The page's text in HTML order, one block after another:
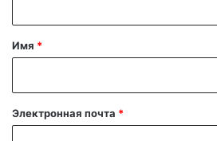
а
й
Имя *
Электронная почта *